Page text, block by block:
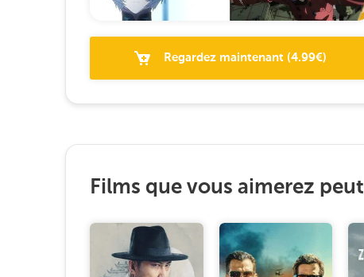
Regardez maintenant (4.99€)
Films que vous aimerez